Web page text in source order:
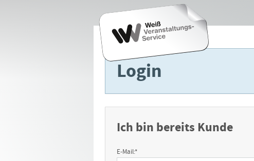
Login
Ich bin bereits Kunde
E-Mail:*